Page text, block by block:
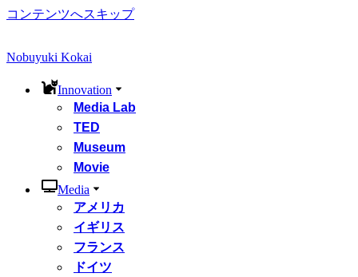
コンテンツへスキップ
Nobuyuki Kokai
Innovation
Media Lab
TED
Museum
Movie
Media
アメリカ
イギリス
フランス
ドイツ